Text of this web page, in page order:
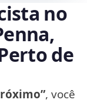
no
de
, você